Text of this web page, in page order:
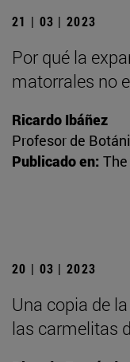
21 | 03 | 2023
Por qué la
matorrales no
Ricardo Ibáñez
Profesor de
Publicado en:
20 | 03 | 2023
Una copia de
las carmelitas